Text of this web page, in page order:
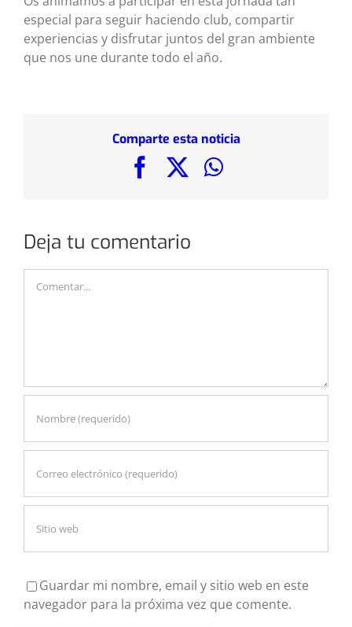
especial para seguir haciendo club, compartir
experiencias y disfrutar juntos del gran ambiente
que nos une durante todo el año.
Comparte esta noticia
FacebookWhatsApp
Deja tu comentario
Guardar mi nombre, email y sitio web en este
navegador para la próxima vez que comente.